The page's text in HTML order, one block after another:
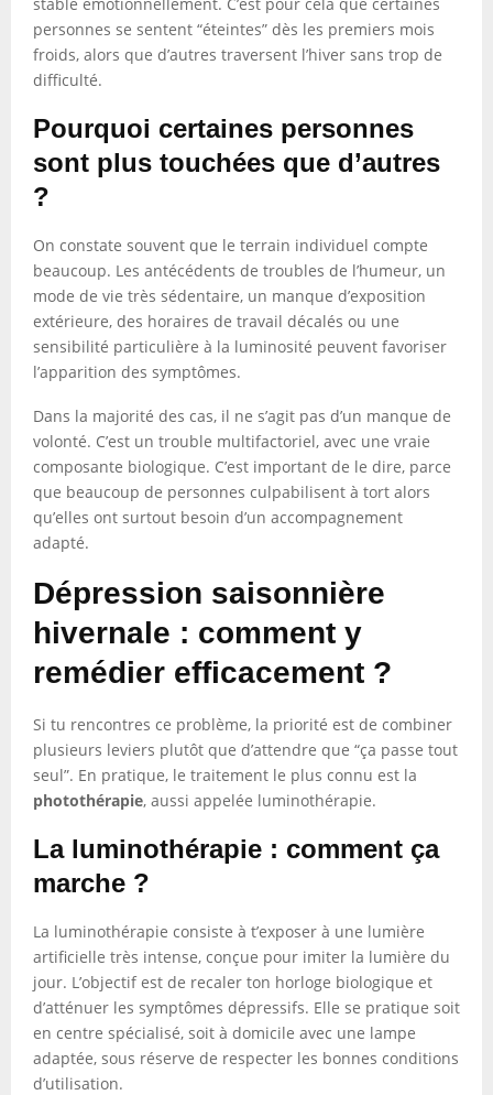
personnes se sentent “éteintes” dès les premiers mois
froids, alors que d’autres traversent l’hiver sans trop de
difficulté.
Pourquoi certaines personnes
sont plus touchées que d’autres
?
On constate souvent que le terrain individuel compte
beaucoup. Les antécédents de troubles de l’humeur, un
mode de vie très sédentaire, un manque d’exposition
extérieure, des horaires de travail décalés ou une
sensibilité particulière à la luminosité peuvent favoriser
l’apparition des symptômes.
Dans la majorité des cas, il ne s’agit pas d’un manque de
volonté. C’est un trouble multifactoriel, avec une vraie
composante biologique. C’est important de le dire, parce
que beaucoup de personnes culpabilisent à tort alors
qu’elles ont surtout besoin d’un accompagnement
adapté.
Dépression saisonnière
hivernale : comment y
remédier efficacement ?
Si tu rencontres ce problème, la priorité est de combiner
plusieurs leviers plutôt que d’attendre que “ça passe tout
seul”. En pratique, le traitement le plus connu est la
photothérapie, aussi appelée luminothérapie.
La luminothérapie : comment ça
marche ?
La luminothérapie consiste à t’exposer à une lumière
artificielle très intense, conçue pour imiter la lumière du
jour. L’objectif est de recaler ton horloge biologique et
d’atténuer les symptômes dépressifs. Elle se pratique soit
en centre spécialisé, soit à domicile avec une lampe
adaptée, sous réserve de respecter les bonnes conditions
d’utilisation.